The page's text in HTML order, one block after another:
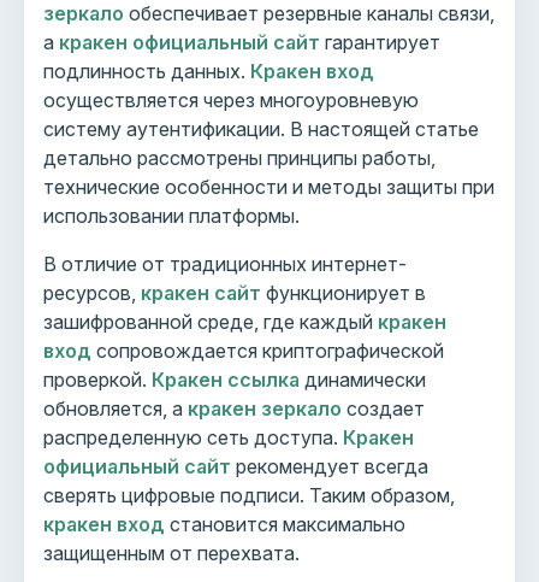
зеркало обеспечивает резервные каналы связи,
а кракен официальный сайт гарантирует
подлинность данных. Кракен вход
осуществляется через многоуровневую
систему аутентификации. В настоящей статье
детально рассмотрены принципы работы,
технические особенности и методы защиты при
использовании платформы.
В отличие от традиционных интернет-
ресурсов, кракен сайт функционирует в
зашифрованной среде, где каждый кракен
вход сопровождается криптографической
проверкой. Кракен ссылка динамически
обновляется, а кракен зеркало создает
распределенную сеть доступа. Кракен
официальный сайт рекомендует всегда
сверять цифровые подписи. Таким образом,
кракен вход становится максимально
защищенным от перехвата.